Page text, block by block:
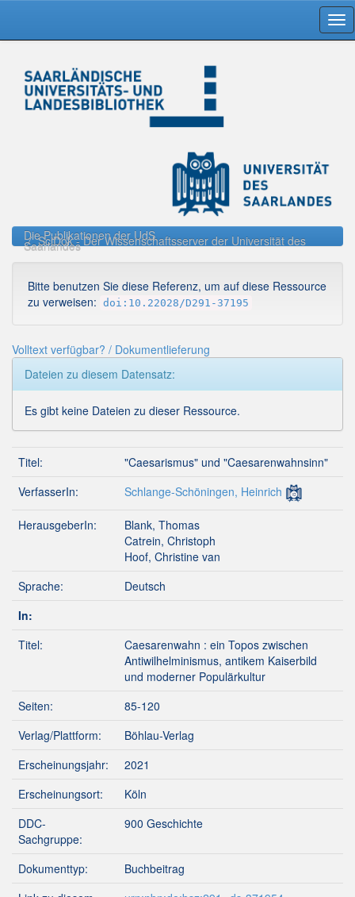
navigation
Die Publikationen der UdS
SciDok - Der Wissenschaftsserver der Universität des
Saarlandes
Bitte benutzen Sie diese Referenz, um auf diese Ressource
zu verweisen: doi:10.22028/D291-37195
Volltext verfügbar? / Dokumentlieferung
Dateien zu diesem Datensatz:
Es gibt keine Dateien zu dieser Ressource.
Titel:
"Caesarismus" und "Caesarenwahnsinn"
VerfasserIn:
Schlange-Schöningen, Heinrich
HerausgeberIn:
Blank, Thomas
Catrein, Christoph
Hoof, Christine van
Sprache:
Deutsch
In:
Titel:
Caesarenwahn : ein Topos zwischen
Antiwilhelminismus, antikem Kaiserbild
und moderner Populärkultur
Seiten:
85-120
Verlag/Plattform:
Böhlau-Verlag
Erscheinungsjahr:
2021
Erscheinungsort:
Köln
DDC-
Sachgruppe:
900 Geschichte
Dokumenttyp:
Buchbeitrag